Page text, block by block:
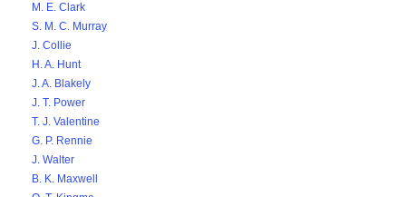
M. E. Clark
S. M. C. Murray
J. Collie
H. A. Hunt
J. A. Blakely
J. T. Power
T. J. Valentine
G. P. Rennie
J. Walter
B. K. Maxwell